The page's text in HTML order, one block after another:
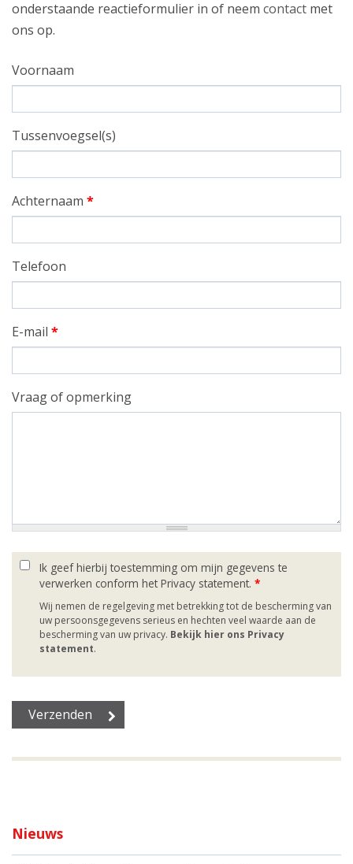
onderstaande reactieformulier in of neem contact met
ons op.
Voornaam
Tussenvoegsel(s)
Achternaam *
Telefoon
E-mail *
Vraag of opmerking
Ik geef hierbij toestemming om mijn gegevens te
verwerken conform het Privacy statement. *
Wij nemen de regelgeving met betrekking tot de bescherming van
uw persoonsgegevens serieus en hechten veel waarde aan de
bescherming van uw privacy. Bekijk hier ons Privacy
statement.
Nieuws